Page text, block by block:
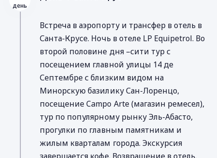
день
Встреча в аэропорту и трансфер в отель в
Санта-Крусе. Ночь в отеле LP Equipetrol. Во
второй половине дня –сити тур с
посещением главной улицы 14 де
Септембре с близким видом на
Минорскую базилику Сан-Лоренцо,
посещение Campo Arte (магазин ремесел),
тур по популярному рынку Эль-Абасто,
прогулки по главным памятникам и
жилым кварталам города. Экскурсия